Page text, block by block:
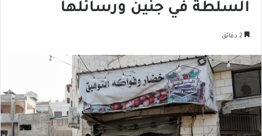
السلطة في جنين ورسائلها